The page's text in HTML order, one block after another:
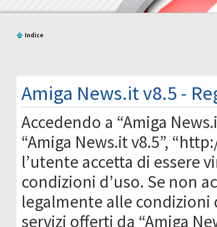
Indice
Amiga News.it v8.5 -
Accedendo a “Amiga
“Amiga News.it v8.5”,
l’utente accetta di essere
condizioni d’uso. Se non
legalmente alle condizioni
servizi offerti da “Amiga